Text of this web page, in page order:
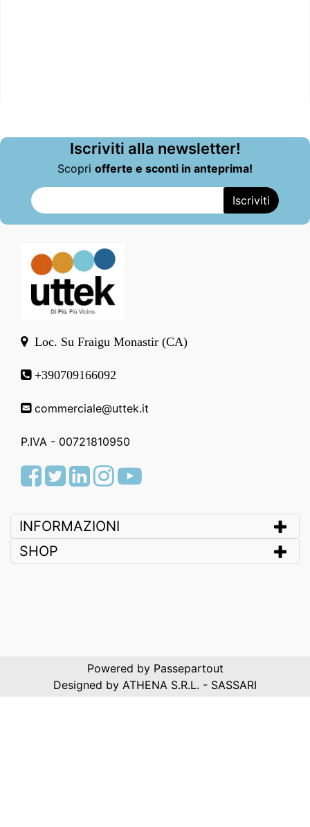
Iscriviti alla newsletter!
Scopri offerte e sconti in anteprima!
Loc. Su Fraigu Monastir (CA)
+390709166092
commerciale@uttek.it
P.IVA - 00721810950
Facebook
TwitterLinkedInInstagram
Youtube
INFORMAZIONI
SHOP
Powered by Passepartout
Designed by ATHENA S.R.L. - SASSARI